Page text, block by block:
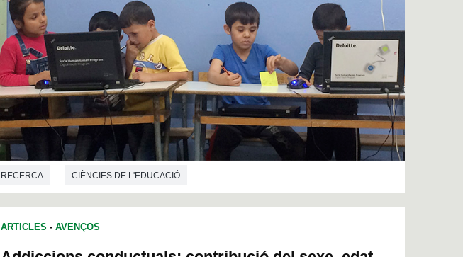
RECERCA CIÈNCIES DE L'EDUCACIÓ
ARTICLES - AVENÇOS